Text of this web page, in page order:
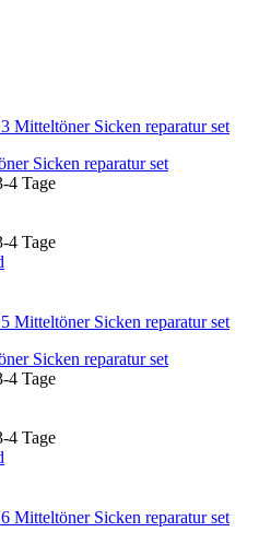
Sicken reparatur set
4 Tage
4 Tage
Sicken reparatur set
4 Tage
4 Tage